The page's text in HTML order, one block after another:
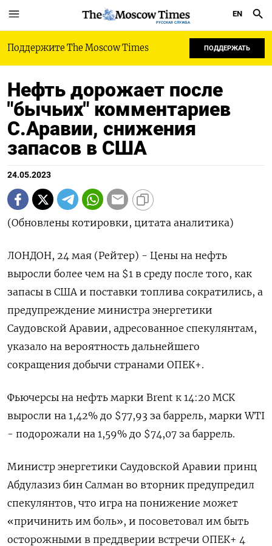
РУССКАЯ СЛУЖБА
EN
Поддержите The Moscow Times ПОДДЕРЖАТЬ
Нефть дорожает после
"бычьих" комментариев
С.Аравии, снижения
запасов в США
24.05.2023
(Обновлены котировки, цитата аналитика)
ЛОНДОН, 24 мая (Рейтер) - Цены на нефть
выросли более чем на $1 в среду после того, как
запасы в США и поставки топлива сократились, а
предупреждение министра энергетики
Саудовской Аравии, адресованное спекулянтам,
указало на вероятность дальнейшего
сокращения добычи странами ОПЕК+.
Фьючерсы на нефть марки Brent к 14:20 МСК
выросли на 1,42% до $77,93 за баррель, марки WTI
- подорожали на 1,59% до $74,07 за баррель.
Министр энергетики Саудовской Аравии принц
Абдулазиз бин Салман во вторник предупредил
спекулянтов, что игра на понижение может
«причинить им боль», и посоветовал им быть
осторожными в преддверии встречи ОПЕК+ 4